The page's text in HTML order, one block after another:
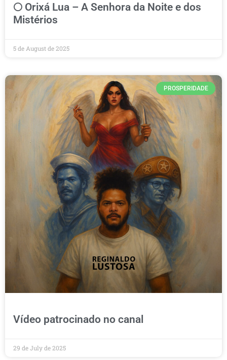
🌕 Orixá Lua – A Senhora da Noite e dos
Mistérios
5 de August de 2025
PROSPERIDADE
Vídeo patrocinado no canal
29 de July de 2025